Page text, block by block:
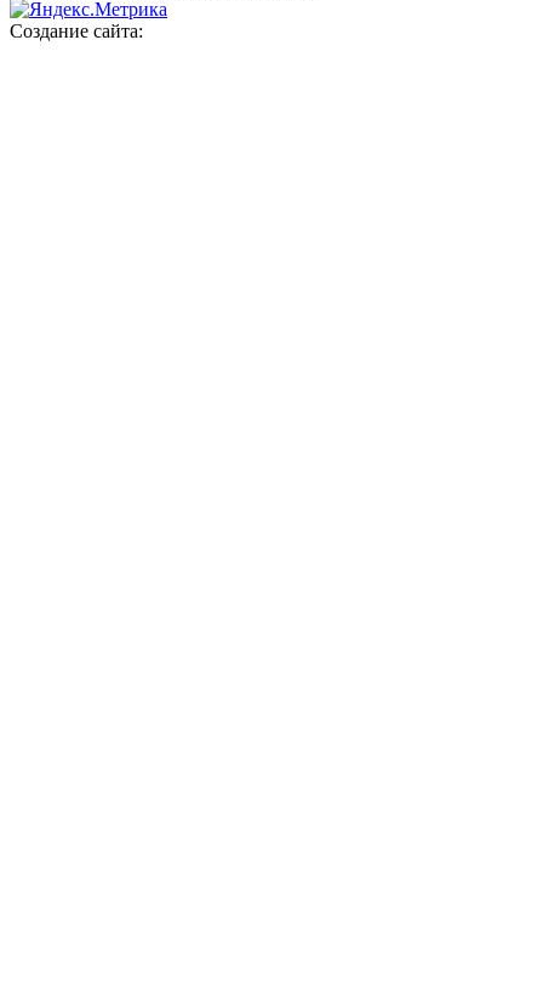
Создание сайта: